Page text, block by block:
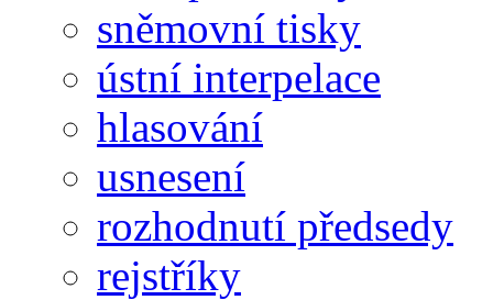
sněmovní tisky
ústní interpelace
hlasování
usnesení
rozhodnutí předsedy
rejstříky